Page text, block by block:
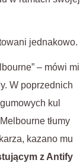
jednakowo.
– mówi mi
W poprzednich
kul
tłumy
kazano mu
z Antify